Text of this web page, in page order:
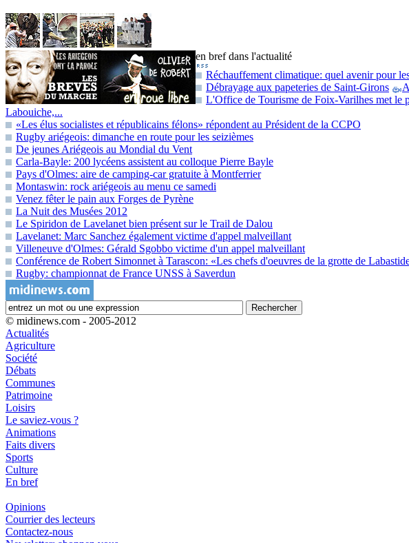
en bref dans l'actualité
Réchauffement climatique: quel avenir pour
Débrayage aux papeteries de Saint-Girons
L'Office de Tourisme de Foix-Varilhes met le
Labouiche,...
«Les élus socialistes et républicains félons» répondent au Président de la CCPO
Rugby ariégeois: dimanche en route pour les seizièmes
De jeunes Ariégeois au Mondial du Vent
Carla-Bayle: 200 lycéens assistent au colloque Pierre Bayle
Pays d'Olmes: aire de camping-car gratuite à Montferrier
Montaswin: rock ariégeois au menu ce samedi
Venez fêter le pain aux Forges de Pyrène
La Nuit des Musées 2012
Le Spiridon de Lavelanet bien présent sur le Trail de Dalou
Lavelanet: Marc Sanchez également victime d'appel malveillant
Villeneuve d'Olmes: Gérald Sgobbo victime d'un appel malveillant
Conférence de Robert Simonnet à Tarascon: «Les chefs d'oeuvres de la grotte de
Rugby: championnat de France UNSS à Saverdun
© midinews.com - 2005-2012
Actualités
Agriculture
Société
Débats
Communes
Patrimoine
Loisirs
Le saviez-vous ?
Animations
Faits divers
Sports
Culture
En bref
Opinions
Courrier des lecteurs
Contactez-nous